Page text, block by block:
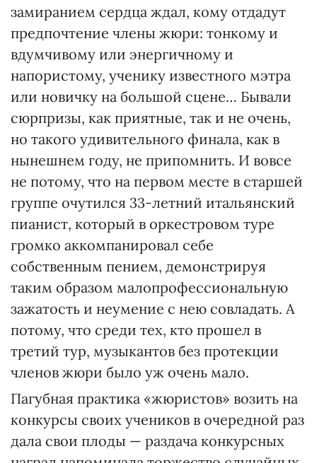
замиранием сердца ждал, кому отдадут
предпочтение члены жюри: тонкому и
вдумчивому или энергичному и
напористому, ученику известного мэтра
или новичку на большой сцене… Бывали
сюрпризы, как приятные, так и не очень,
но такого удивительного финала, как в
нынешнем году, не припомнить. И вовсе
не потому, что на первом месте в старшей
группе очутился 33-летний итальянский
пианист, который в оркестровом туре
громко аккомпанировал себе
собственным пением, демонстрируя
таким образом малопрофессиональную
зажатость и неумение с нею совладать. А
потому, что среди тех, кто прошел в
третий тур, музыкантов без протекции
членов жюри было уж очень мало.
Пагубная практика «жюристов» возить на
конкурсы своих учеников в очередной раз
дала свои плоды — раздача конкурсных